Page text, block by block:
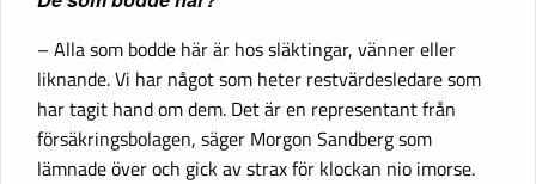
– Alla som bodde här är hos släktingar, vänner eller
liknande. Vi har något som heter restvärdesledare som
har tagit hand om dem. Det är en representant från
försäkringsbolagen, säger Morgon Sandberg som
lämnade över och gick av strax för klockan nio imorse.